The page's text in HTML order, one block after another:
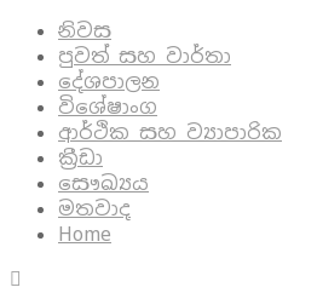
නිවස
පුවත් සහ වාර්තා
දේශපාලන
විශේෂාංග
ආර්ථික සහ ව්‍යාපාරික
ක්‍රීඩා
සෞඛ්‍යය
මතවාද
Home